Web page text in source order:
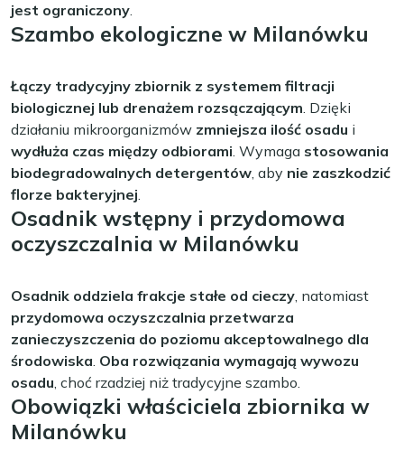
jest ograniczony.
Szambo ekologiczne w Milanówku
Łączy tradycyjny zbiornik z systemem filtracji
biologicznej lub drenażem rozsączającym. Dzięki
działaniu mikroorganizmów zmniejsza ilość osadu i
wydłuża czas między odbiorami. Wymaga stosowania
biodegradowalnych detergentów, aby nie zaszkodzić
florze bakteryjnej.
Osadnik wstępny i przydomowa
oczyszczalnia w Milanówku
Osadnik oddziela frakcje stałe od cieczy, natomiast
przydomowa oczyszczalnia przetwarza
zanieczyszczenia do poziomu akceptowalnego dla
środowiska. Oba rozwiązania wymagają wywozu
osadu, choć rzadziej niż tradycyjne szambo.
Obowiązki właściciela zbiornika w
Milanówku